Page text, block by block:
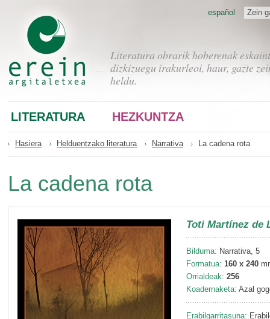
Literatura obrarik hoberenak
dizkizuegu irakurleoi, haur, gazte
heldu.
Zein
español
LITERATURA HEZKUNTZA
Hasiera Helduentzako literatura Narrativa La cadena rota
La cadena rota
Toti Martínez de
Bilduma: Narrativa, 5
Formatua: 160 x 240
Orrialdeak: 256
Koadernaketa: Azal
Erabilgarritasuna: